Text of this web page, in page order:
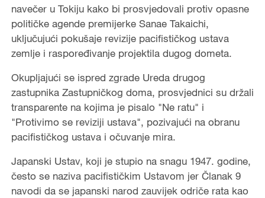
navečer u Tokiju kako bi prosvjedovali protiv opasne
političke agende premijerke Sanae Takaichi,
uključujući pokušaje revizije pacifističkog ustava
zemlje i raspoređivanje projektila dugog dometa.
Okupljajući se ispred zgrade Ureda drugog
zastupnika Zastupničkog doma, prosvjednici su držali
transparente na kojima je pisalo "Ne ratu" i
"Protivimo se reviziji ustava", pozivajući na obranu
pacifističkog ustava i očuvanje mira.
Japanski Ustav, koji je stupio na snagu 1947. godine,
često se naziva pacifističkim Ustavom jer Članak 9
navodi da se japanski narod zauvijek odriče rata kao